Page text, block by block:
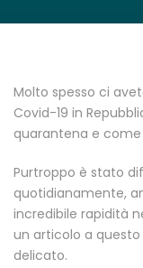
Molto spesso ci
Covid-19 in
quarantena e
Purtroppo è stato
quotidianamente,
incredibile rapidità
un articolo a
delicato.